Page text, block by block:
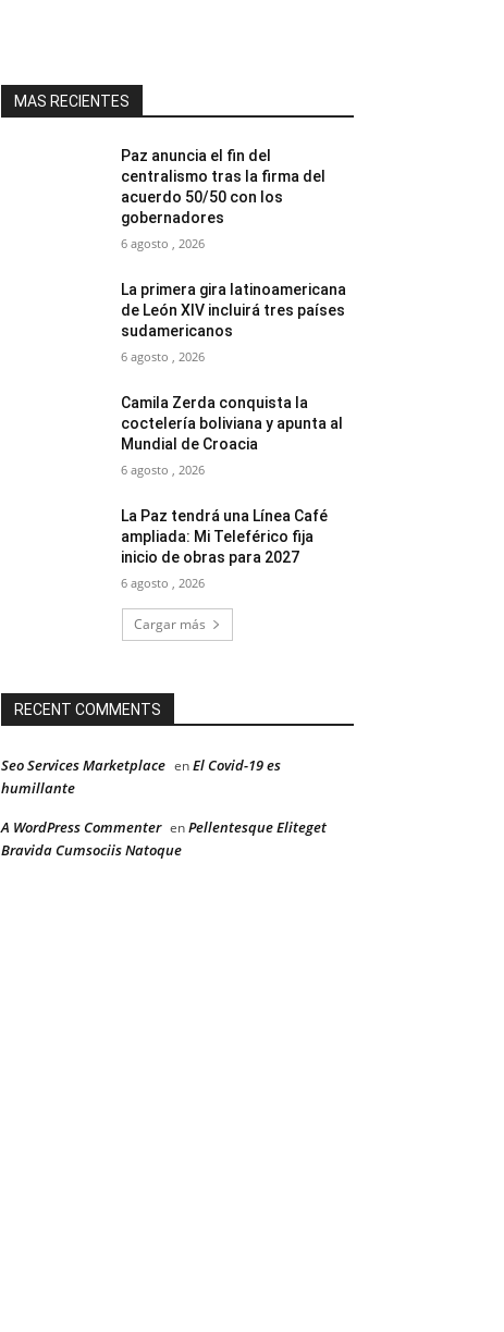
MAS RECIENTES
Paz anuncia el fin del
centralismo tras la firma del
acuerdo 50/50 con los
gobernadores
6 agosto , 2026
La primera gira latinoamericana
de León XIV incluirá tres países
sudamericanos
6 agosto , 2026
Camila Zerda conquista la
coctelería boliviana y apunta al
Mundial de Croacia
6 agosto , 2026
La Paz tendrá una Línea Café
ampliada: Mi Teleférico fija
inicio de obras para 2027
6 agosto , 2026
Cargar más
RECENT COMMENTS
Seo Services Marketplace enEl Covid-19 es
humillante
A WordPress Commenter enPellentesque Eliteget
Bravida Cumsociis Natoque